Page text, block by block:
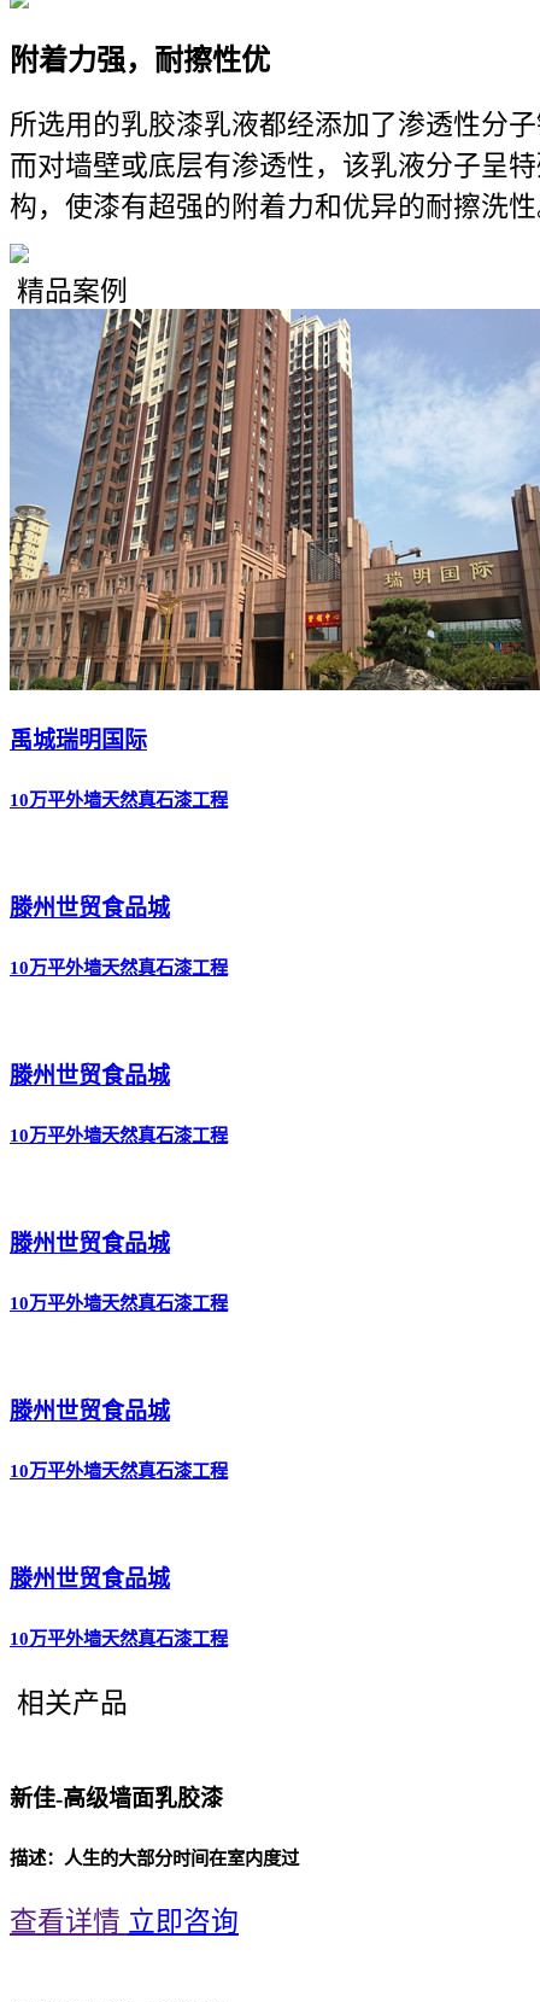
附着力强，耐擦性优
所选用的乳胶漆乳液都经添加了渗透性分
而对墙壁或底层有渗透性，该乳液分子呈
构，使漆有超强的附着力和优异的耐擦洗
精品案例
禹城瑞明国际
10万平外墙天然真石漆工程
滕州世贸食品城
10万平外墙天然真石漆工程
滕州世贸食品城
10万平外墙天然真石漆工程
滕州世贸食品城
10万平外墙天然真石漆工程
滕州世贸食品城
10万平外墙天然真石漆工程
滕州世贸食品城
10万平外墙天然真石漆工程
相关产品
新佳-高级墙面乳胶漆
描述：人生的大部分时间在室内度过
查看详情 立即咨询